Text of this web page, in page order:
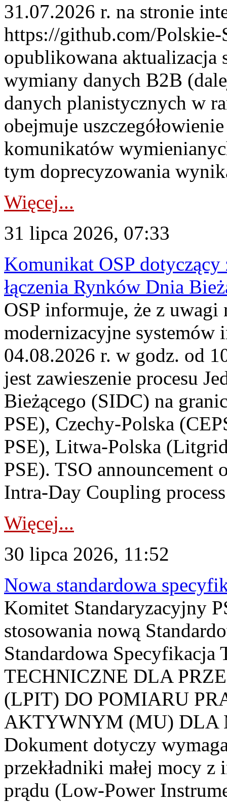
31.07.2026 r. na stronie
https://github.com/Polskie-
opublikowana aktualizacja
wymiany danych B2B
danych planistycznych w
obejmuje
komunikatów
tym doprecyzowania
Więcej...
31 lipca 2026, 07:33
Komunikat OSP dotyczący
łączenia Rynków Dnia
OSP informuje, że z uwagi
modernizacyjne
04.08.2026 r. w godz. od
jest zawieszenie procesu
Bieżącego (SIDC) na
PSE), Czechy-Polska
PSE), Litwa-Polska
PSE). TSO announcement
Intra-Day Coupling
Więcej...
30 lipca 2026, 11:52
Nowa standardowa
Komitet Standaryzacyjny
stosowania nową
Standardowa
TECHNICZNE DLA
(LPIT) DO POMIARU
AKTYWNYM (MU) DLA
Dokument dotyczy
przekładniki małej mocy
prądu (Low-Power